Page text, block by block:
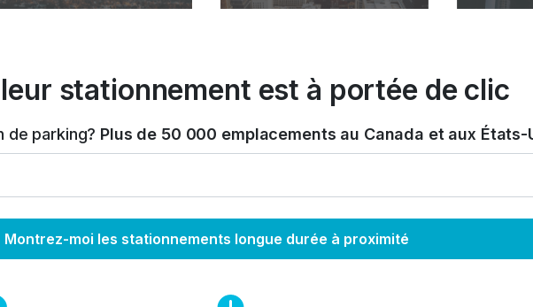
stationnement est à portée de clic
de parking? Plus de 50 000 emplacements au Canada et aux États-
Montrez-moi les stationnements longue durée à proximité